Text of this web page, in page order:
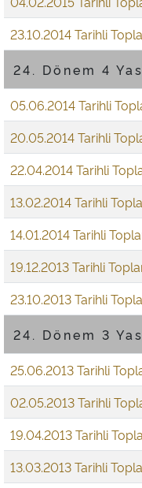
23.10.2014 Tarihli
24. Dönem 4
05.06.2014 Tarihli
20.05.2014 Tarihli
22.04.2014 Tarihli
13.02.2014 Tarihli
14.01.2014 Tarihli
19.12.2013 Tarihli
23.10.2013 Tarihli
24. Dönem 3
25.06.2013 Tarihli
02.05.2013 Tarihli
19.04.2013 Tarihli
13.03.2013 Tarihli